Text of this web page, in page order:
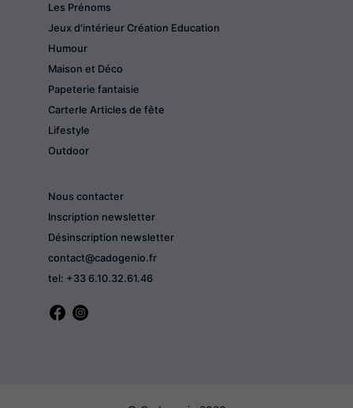
Les Prénoms
Jeux d'intérieur Création Education
Humour
Maison et Déco
Papeterie fantaisie
CarterIe Articles de fête
Lifestyle
Outdoor
Nous contacter
Inscription newsletter
Désinscription newsletter
contact@cadogenio.fr
tel: +33 6.10.32.61.46